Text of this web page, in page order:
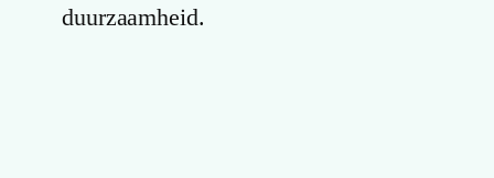
duurzaamheid.